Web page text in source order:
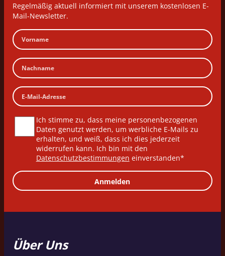
Regelmäßig aktuell informiert mit unserem kostenlosen E-
Mail-Newsletter.
Ich stimme zu, dass meine personenbezogenen
Daten genutzt werden, um werbliche E-Mails zu
erhalten, und weiß, dass ich dies jederzeit
widerrufen kann. Ich bin mit den
Datenschutzbestimmungen einverstanden*
Anmelden
Über Uns